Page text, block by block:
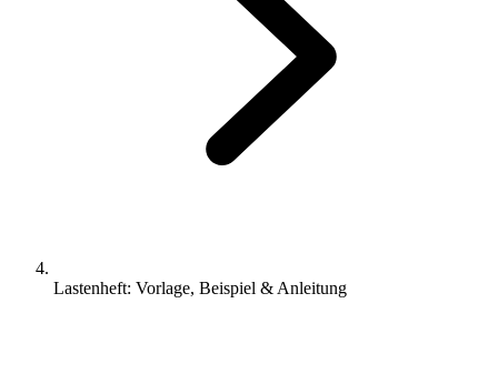
Lastenheft: Vorlage, Beispiel & Anleitung